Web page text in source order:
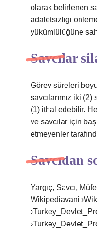
olarak belirlenen
adaletsizliği
yükümlülüğüne
Savcılar
Görev süreleri
savcılarımız iki
(1) ithal edebilir.
ve savcılar için
etmeyenler
Savcıdan
Yargıç, Savcı,
Wikipediavani